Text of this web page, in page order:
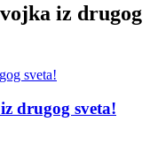
iz drugog
drugog sveta!